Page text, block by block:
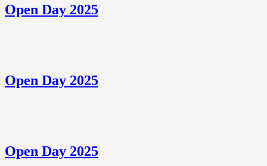
Open Day 2025
Open Day 2025
Open Day 2025